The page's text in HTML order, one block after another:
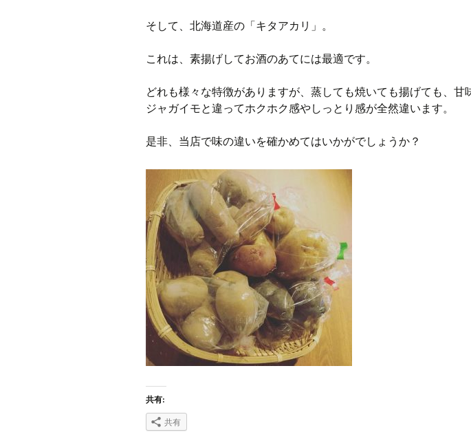
そして、北海道産の「キタアカリ」。
これは、素揚げしてお酒のあてには最適です。
どれも様々な特徴がありますが、蒸しても焼いても揚げても、甘
ジャガイモと違ってホクホク感やしっとり感が全然違います。
是非、当店で味の違いを確かめてはいかがでしょうか？
共有:
共有